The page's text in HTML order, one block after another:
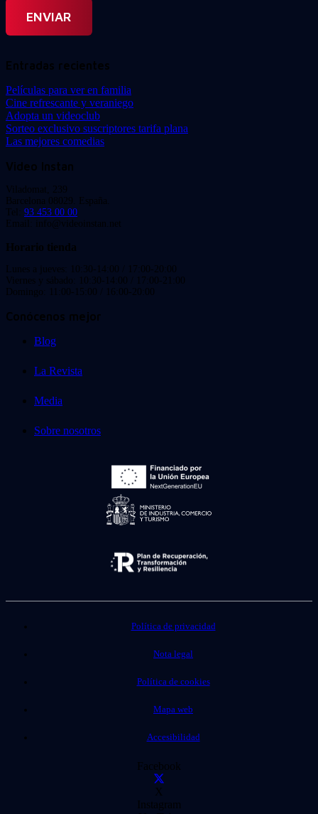
Entradas recientes
Películas para ver en familia
Cine refrescante y veraniego
Adopta un videoclub
Sorteo exclusivo suscriptores tarifa plana
Las mejores comedias
Video Instan
Viladomat, 239
Barcelona 08029. España.
Tel: 93 453 00 00
Email: info@videoinstan.net
Horario tienda
Lunes a jueves: 10:30-14:00 / 17:00-20:00
Viernes y sábado: 10:30-14:00 / 17:00-21:00
Domingo: 11:00-15:00 / 16:00-20:00
Conócenos mejor
Blog
La Revista
Media
Sobre nosotros
Política de privacidad
Nota legal
Política de cookies
Mapa web
Accesibilidad
Facebook
X
Instagram